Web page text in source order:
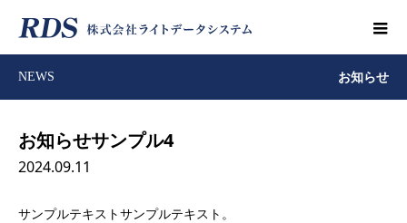
NEWS お知らせ
お知らせサンプル4
2024.09.11
サンプルテキストサンプルテキスト。